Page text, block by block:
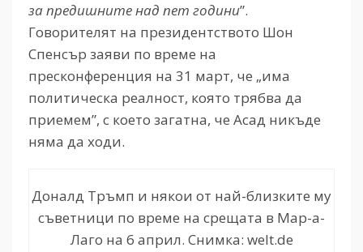
за предишните над пет години”.
Говорителят на президентството Шон
Спенсър заяви по време на
пресконференция на 31 март, че „има
политическа реалност, която трябва да
приемем”, с което загатна, че Асад никъде
няма да ходи.
Доналд Тръмп и някои от най-близките му
съветници по време на срещата в Мар-а-
Лаго на 6 април. Снимка: welt.de